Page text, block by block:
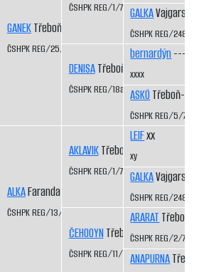
vítr CS
83
GANEKTřeboň-Kopeček CS
ČSHPK REG/25/82
ALKAFaranda CS
ČSHPK REG/13/81
ČSHPK REG/1/77
DENISATřeboň-Kopeček CS
ČSHPK REG/18a/81
AKLAVIKTřeboň-Kopeček CS
ČSHPK REG/1/77
ČEHOOYNTřeboň-Kopeček CS
ČSHPK REG/11/79
GALKAVajgarské vrchy
ČSHPK REG/2484/72
bernardýn----
xxxx
ASKÖTřeboň-Kopeček
ČSHPK REG/5/77
LEIFxx
xy
GALKAVajgarské vrchy
ČSHPK REG/2484/72
ARARAT Třeboň-
ČSHPK REG/2/77
ANAPURNATřeboň-